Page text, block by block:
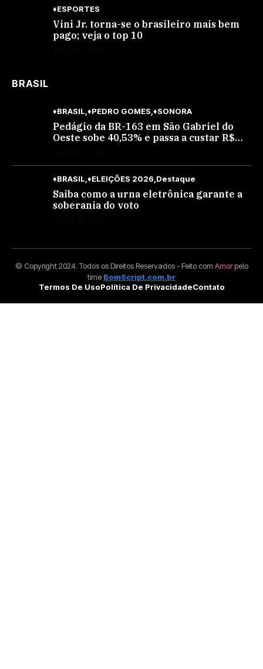
♦ESPORTES
Vini Jr. torna-se o brasileiro mais bem
pago; veja o top 10
BRASIL
♦BRASIL ♦PEDRO GOMES ♦SONORA
Pedágio da BR-163 em São Gabriel do
Oeste sobe 40,53% e passa a custar R$
♦BRASIL ♦ELEIÇÕES 2026 Destaque
Saiba como a urna eletrônica garante a
soberania do voto
© Copyright 2024. Todos os Direitos Reservados - Feito com Amorpelo
time BomScript.com.br
Termos De UsoPolítica De PrivacidadeContato